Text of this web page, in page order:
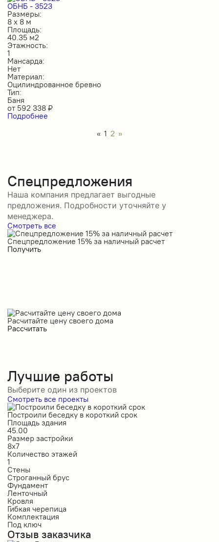
ОБНБ - 3523
Размеры:
8 х 8 м
Площадь:
40.35 м2
Этажность:
1
Мансарда:
Нет
Материал:
Оцилиндрованное бревно
Тип:
Баня
от 592 338 ₽
Подробнее
« 1 2 »
Спецпредложения
Наша компания предлагает выгодные
предложения. Подробности уточняйте у
менеджера.
Смотреть все
Спецпредложение 15% за наличный расчет
Получить
Расчитайте цену своего дома
Рассчитать
Лучшие работы
Выберите один из проектов
Смотреть все проекты
Построили беседку в короткий срок
Площадь здания
45.00
Размер застройки
8х7
Количество этажей
1
Стены
Строганный брус
Фундамент
Ленточный
Кровля
Гибкая черепица
Комплектация
Под ключ
Отзыв заказчика